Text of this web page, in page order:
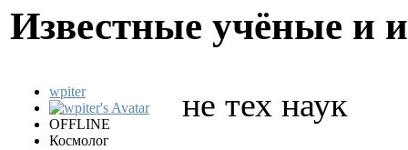
Известные учёные и
wpiter
OFFLINE
Космолог
не тех наук